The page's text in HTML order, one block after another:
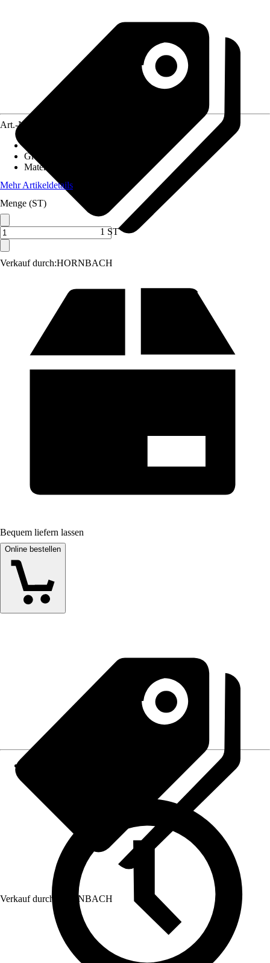
Verkauf durch:HORNBACH
Art.-Nr.
Grundfarbe
Material
Mehr Artikeldetails
Menge (ST)
1 ST
Bequem liefern lassen
Online bestellen
Verkauf durch: HORNBACH